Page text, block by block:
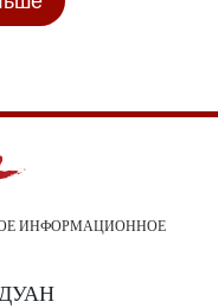
ИНФОРМАЦИОННОЕ
ДУАН